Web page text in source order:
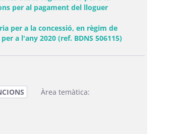
per al pagament del lloguer
per a la concessió, en règim de
a l'any 2020 (ref. BDNS 506115)(Obre una
Àrea temàtica: